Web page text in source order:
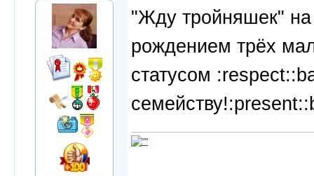
"Жду тройняшек"
рождением трёх
статусом